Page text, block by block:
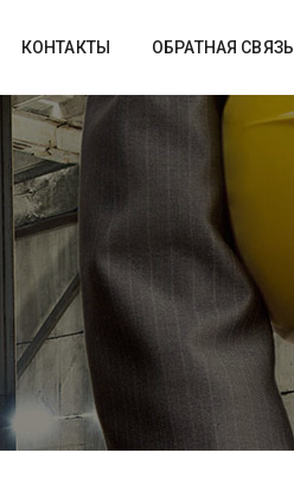
КОНТАКТЫ ОБРАТНАЯ СВЯЗЬ